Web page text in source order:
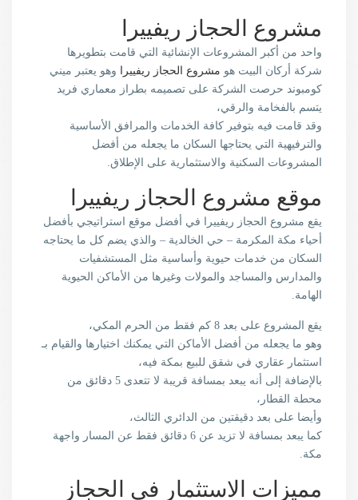
مشروع الحجاز ريفييرا
واحد من أكبر المشروعات الإنشائية التي قامت بتطويرها
شركة أركان البيت هو مشروع الحجاز ريفييرا وهو يعتبر ميني
كومبوند حرصت الشركة على تصميمه بطراز معماري فريد
يتسم بالفخامة والرقي،
وقد قامت فيه بتوفير كافة الخدمات والمرافق الأساسية
والترفيهية التي يحتاجها السكان ما يجعله من أفضل
المشروعات السكنية والاستثمارية على الإطلاق.
موقع مشروع الحجاز ريفييرا
يقع مشروع الحجاز ريفييرا في أفضل موقع استراتيجي بأفضل
أحياء مكة المكرمة – حي الخالدية – والذي يضم كل ما يحتاجه
السكان من خدمات حيوية وأساسية مثل المستشفيات
والمدارس والمساجد والمولات وغيرها من الأماكن الحيوية
الهامة.
يقع المشروع على بعد 8 كم فقط من الحرم المكي،
وهو ما يجعله من أفضل الأماكن التي يمكنك اختيارها والقيام بـ
استثمار عقاري في شقق للبيع بمكة فيه،
بالإضافة إلى أنه يبعد بمسافة قريبة لا تتعدى 5 دقائق من
محطة القطار،
وأيضا على بعد دقيقتين من الدائري الثالث،
كما يبعد بمسافة لا تزيد عن 6 دقائق فقط عن المسار واجهة
مكة.
مميزات الاستثمار في الحجاز